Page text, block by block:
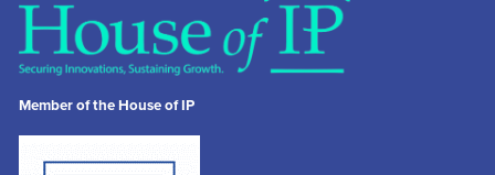
Member of the House of IP